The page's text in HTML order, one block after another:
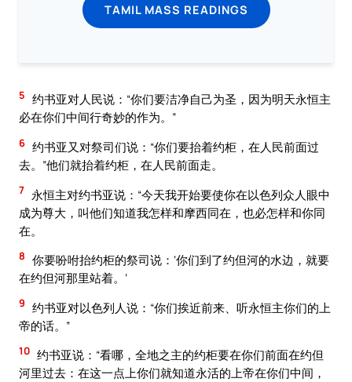
TAMIL MASS READINGS
5 约书亚对人民说：“你们要洁净自己为圣，因为明天永恒主
必在你们中间行奇妙的作为。”
6 约书亚又对祭司们说：“你们要抬着约柜，在人民前面过
去。”他们就抬着约柜，在人民前面走。
7 永恒主对约书亚说：“今天我开始要使你在以色列众人眼中
成为尊大，叫他们知道我怎样和摩西同在，也必怎样和你同
在。
8 你要吩咐抬约柜的祭司说：‘你们到了约但河的水边，就要
在约但河那里站着。’
9 约书亚对以色列人说：“你们挨近前来、听永恒主你们的上
帝的话。”
10 约书亚说：“看哪，全地之主的约柜要在你们前面在约但
河里过去：在这一点上你们就知道永活的上帝在你们中间，